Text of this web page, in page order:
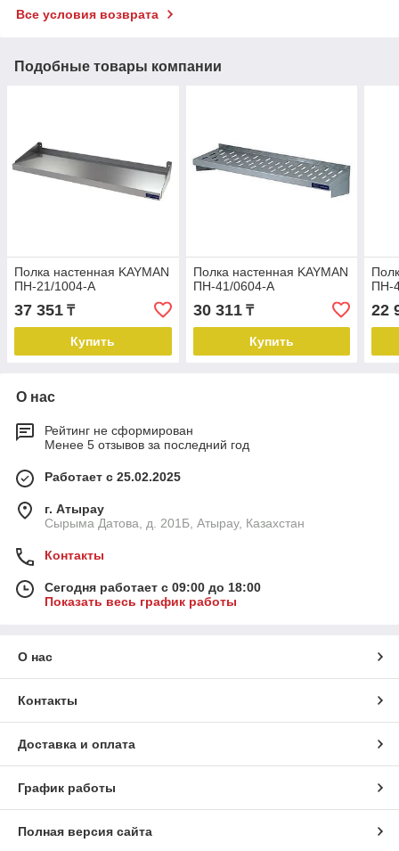
Все условия возврата
Подобные товары компании
Полка настенная KAYMAN
ПН-21/1004-А
37 351 ₸
Купить
Полка настенная KAYMAN
ПН-41/0604-А
30 311₸
Купить
ПН-
22
О нас
Рейтинг не сформирован
Менее 5 отзывов за последний год
Работает с 25.02.2025
г. Атырау
Сырыма Датова, д. 201Б, Атырау, Казахстан
Контакты
Сегодня работает с 09:00 до 18:00
Показать весь график работы
О нас
Контакты
Доставка и оплата
График работы
Полная версия сайта